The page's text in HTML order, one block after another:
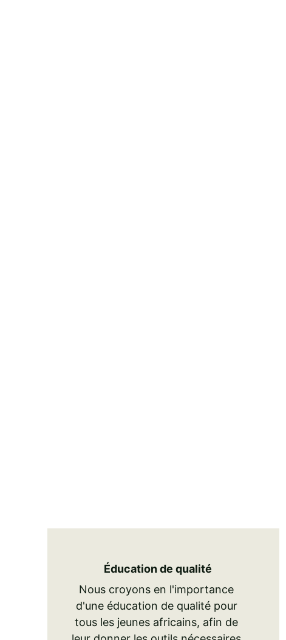
Nous croyons en l'importance
d'une éducation de qualité pour
tous les jeunes africains, afin de
Éducation de qualité